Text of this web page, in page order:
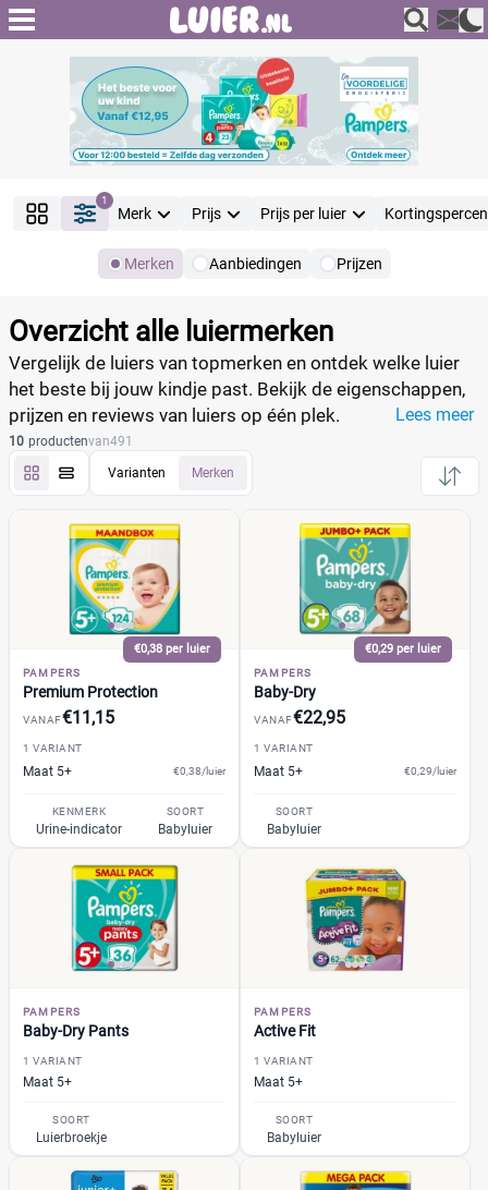
1
Merk Prijs Prijs per luier
Merken Aanbiedingen Prijzen
Filter
Merk
Pampers
Huggies
Etos
Zwitsal
(0)
Attitude
Bambo Nature
Bebino
Bonbébé (0)
Confy
Dodot
Dotties
Europrofit
Jumbo
Libero
Lupilu
Magics
▼
Prijs per luier
€ €
Kortingspercentage
Prijs
€
Overzicht alle luiermerken
Vergelijk de luiers van topmerken en ontdek welke luier
het beste bij jouw kindje past. Bekijk de eigenschappen,
prijzen en reviews van luiers op één plek.
Lees meer
Producten
10 productenvan491
Varianten Merken
€0,38 per luier
PAMPERS
Premium Protection
VANAF€11,15
1 VARIANT
Maat 5+ €0,38/luier
KENMERK
Urine-indicator
SOORT
Babyluier
€0,29 per luier
PAMPERS
Baby-Dry
VANAF€22,95
1 VARIANT
Maat 5+ €0,29/luier
SOORT
Babyluier
PAMPERS
Baby-Dry Pants
1 VARIANT
Maat 5+
SOORT
Luierbroekje
PAMPERS
Active Fit
1 VARIANT
Maat 5+
SOORT
Babyluier